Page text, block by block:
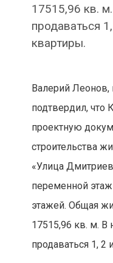
17515,96 кв.
продаваться
квартиры.
Валерий
подтвердил, что
проектную
строительства
«Улица
переменной
этажей. Общая
17515,96 кв. м. В
продаваться 1,